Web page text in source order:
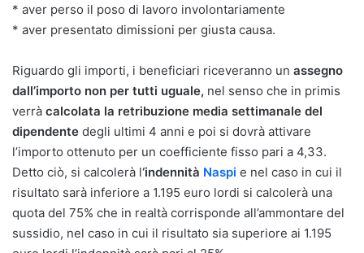
* aver perso il poso di lavoro involontariamente
* aver presentato dimissioni per giusta causa.
Riguardo gli importi, i beneficiari riceveranno un assegno
dall’importo non per tutti uguale, nel senso che in primis
verrà calcolata la retribuzione media settimanale del
dipendente degli ultimi 4 anni e poi si dovrà attivare
l’importo ottenuto per un coefficiente fisso pari a 4,33.
Detto ciò, si calcolerà l‘indennità Naspi e nel caso in cui il
risultato sarà inferiore a 1.195 euro lordi si calcolerà una
quota del 75% che in realtà corrisponde all’ammontare del
sussidio, nel caso in cui il risultato sia superiore ai 1.195